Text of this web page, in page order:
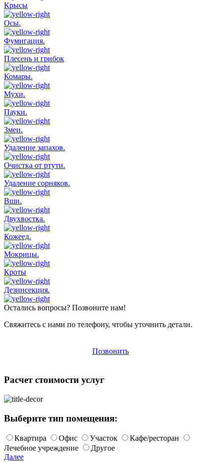
Крысы
Осы.
Фумигация.
Плесень и грибок
Комары.
Мухи.
Пауки.
Змеи.
Удаление запахов.
Очистка от ртути.
Удаление сорняков.
Вши.
Двухвостка.
Кожеед.
Мокрицы.
Кроты
Дезинсекция.
Остались вопросы? Позвоните нам!
Свяжитесь с нами по телефону, чтобы уточнить детали.
Позвонить
Расчет стоимости услуг
Выберите тип помещения:
Квартира Офис Участок
Кафе/ресторан
Лечебное учреждение
Другое
Далее